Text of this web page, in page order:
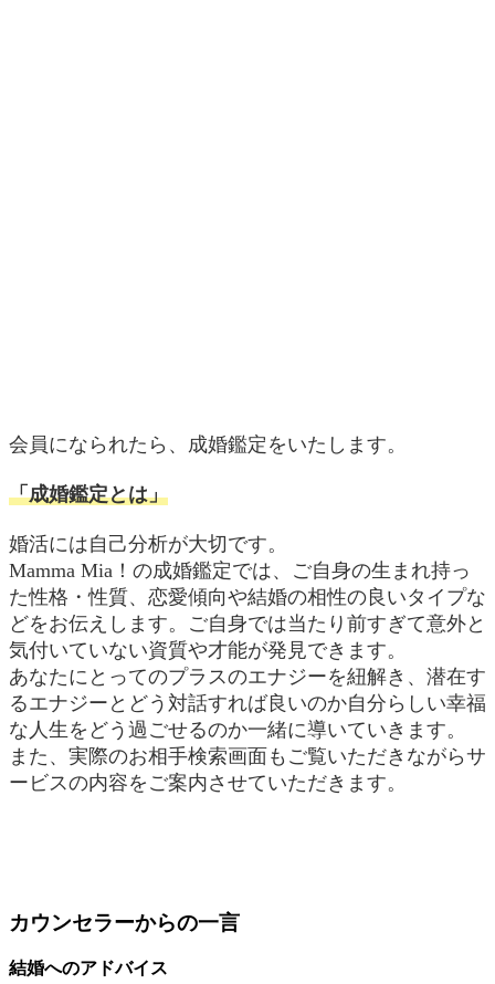
会員になられたら、成婚鑑定をいたします。
「成婚鑑定とは」
婚活には自己分析が大切です。
Mamma Mia！の成婚鑑定では、ご自身の生まれ持っ
た性格・性質、恋愛傾向や結婚の相性の良いタイプな
どをお伝えします。ご自身では当たり前すぎて意外と
気付いていない資質や才能が発見できます。
あなたにとってのプラスのエナジーを紐解き、潜在す
るエナジーとどう対話すれば良いのか自分らしい幸福
な人生をどう過ごせるのか一緒に導いていきます。
また、実際のお相手検索画面もご覧いただきながらサ
ービスの内容をご案内させていただきます。
カウンセラーからの一言
結婚へのアドバイス